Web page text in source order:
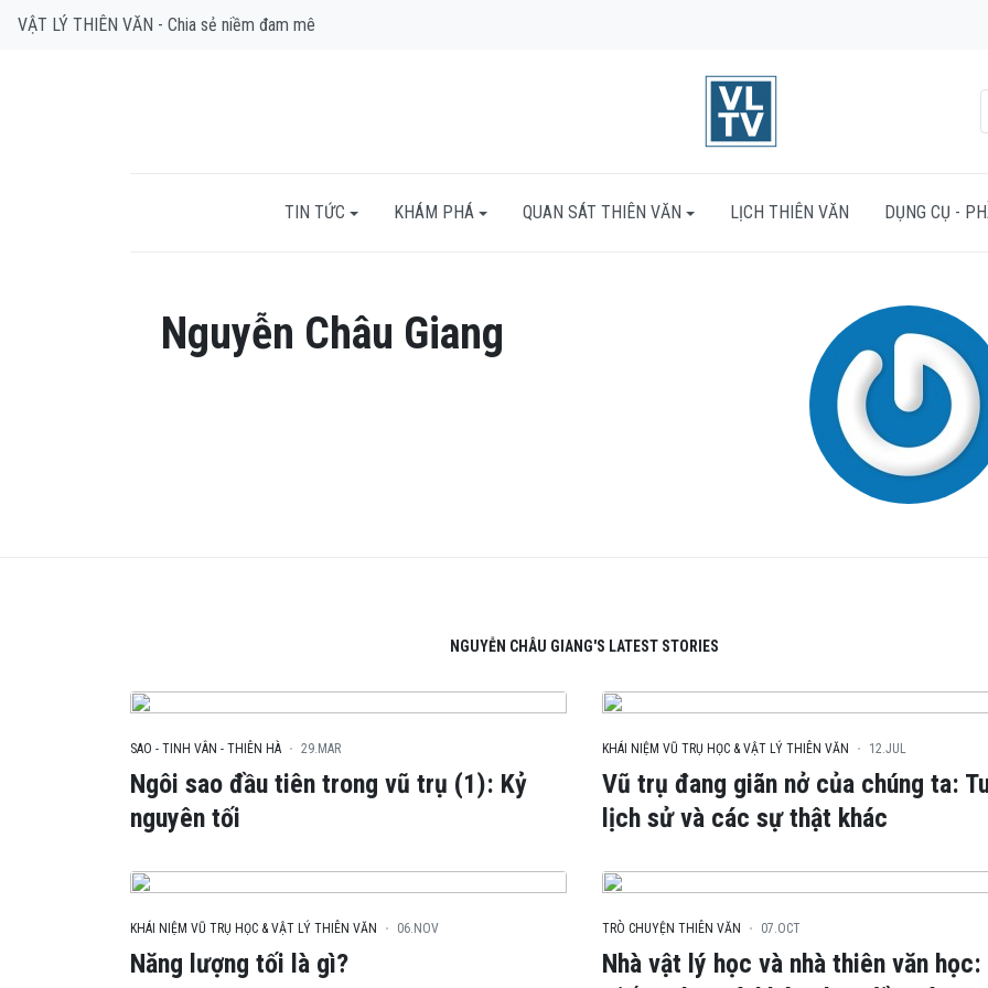
VẬT LÝ THIÊN VĂN - Chia sẻ niềm đam mê
TIN TỨC KHÁM PHÁ QUAN SÁT THIÊN VĂN LỊCH THIÊN VĂN DỤNG CỤ -
Nguyễn Châu Giang
NGUYỄN CHÂU GIANG'S LATEST STORIES
SAO - TINH VÂN - THIÊN HÀ 29.MAR
Ngôi sao đầu tiên trong vũ trụ (1): Kỷ
nguyên tối
KHÁI NIỆM VŨ TRỤ HỌC & VẬT LÝ THIÊN VĂN 12.JUL
Vũ trụ đang giãn nở của chúng ta:
lịch sử và các sự thật khác
KHÁI NIỆM VŨ TRỤ HỌC & VẬT LÝ THIÊN VĂN 06.NOV
Năng lượng tối là gì?
TRÒ CHUYỆN THIÊN VĂN 07.OCT
Nhà vật lý học và nhà thiên văn học: